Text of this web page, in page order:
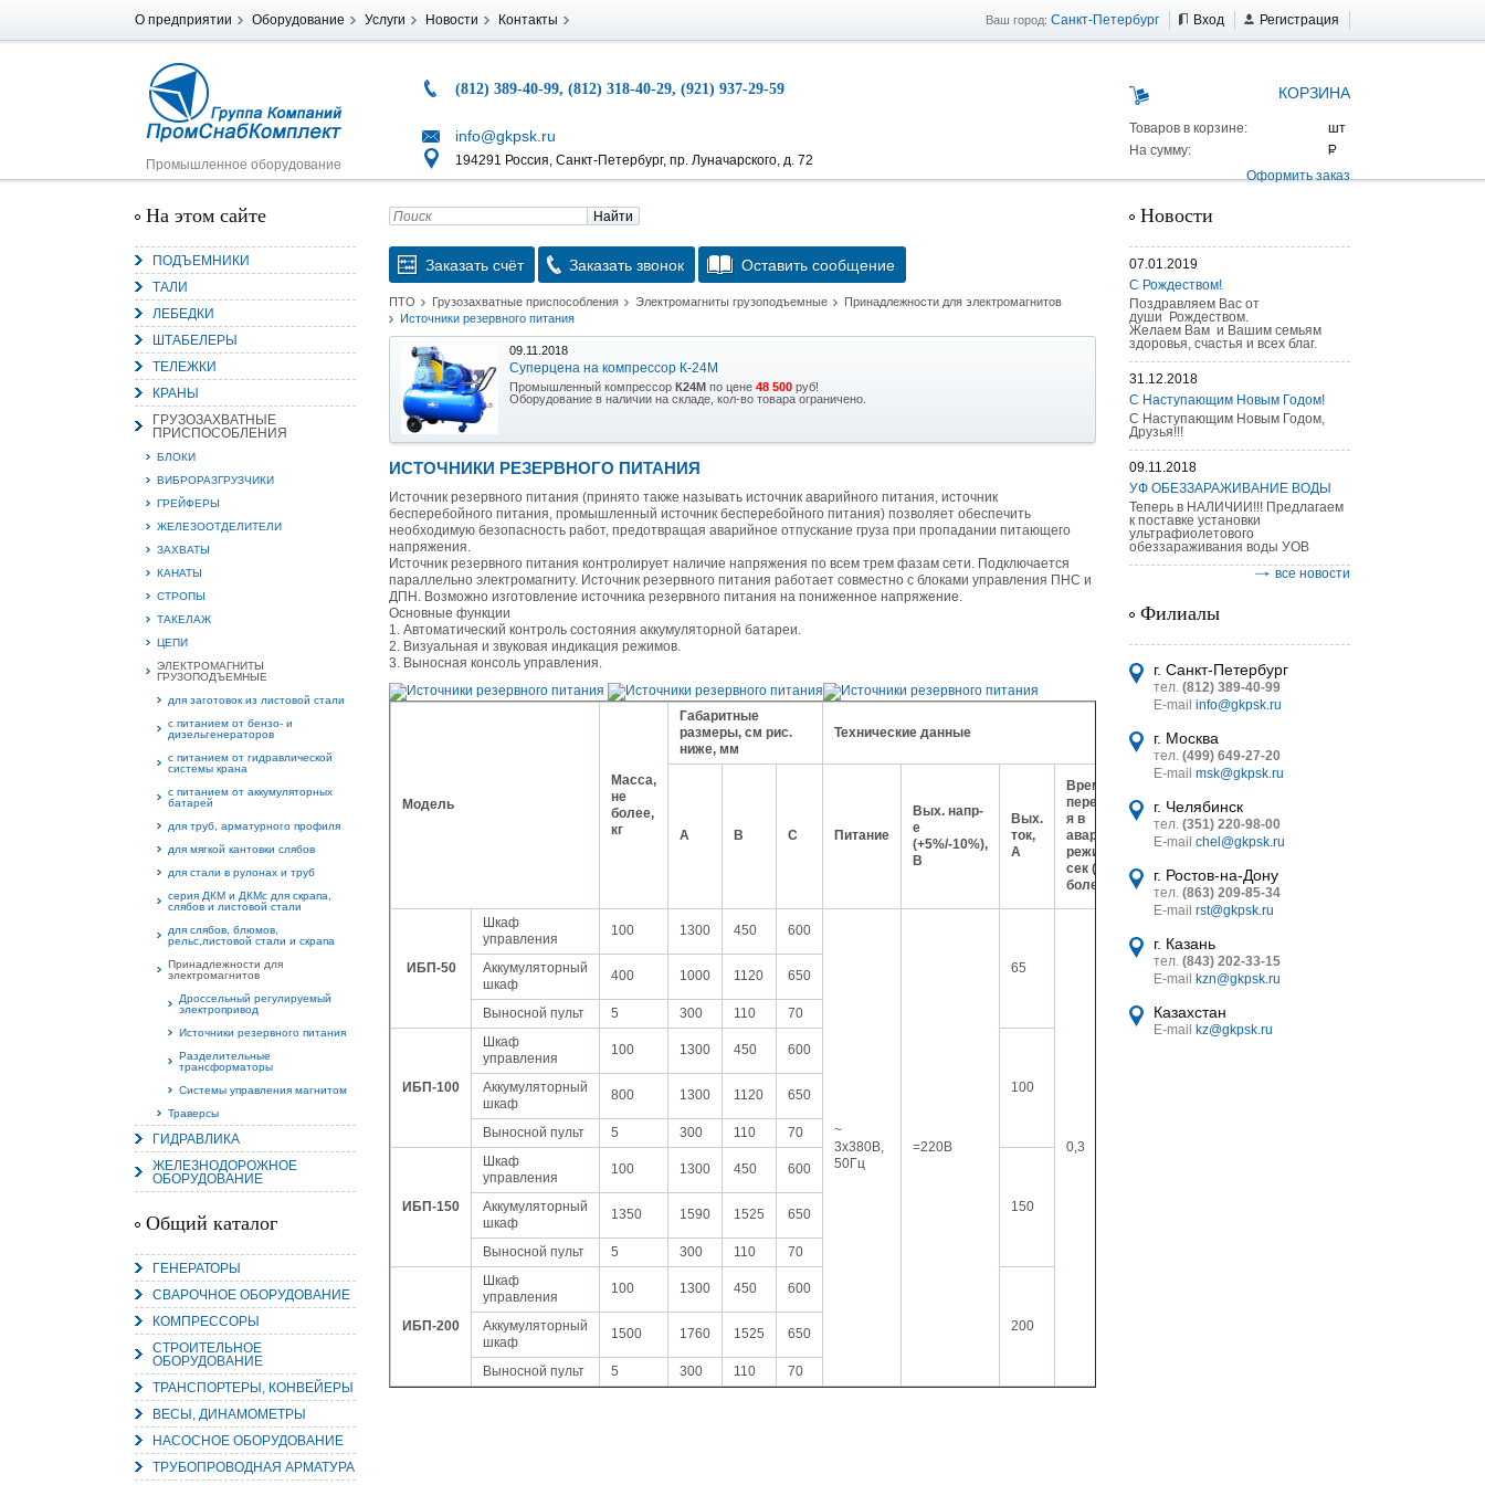
О предприятии Оборудование Услуги Новости Контакты Ваш город: Санкт-Петербург Вход Регистрация
Промышленное оборудование
(812) 389-40-99, (812) 318-40-29, (921) 937-29-59
info@gkpsk.ru
194291 Россия, Санкт-Петербург, пр. Луначарского, д. 72
КОРЗИНА
Товаров в корзине:
На сумму:
Оформить заказ
На этом сайте
ПОДЪЕМНИКИ
ТАЛИ
ЛЕБЕДКИ
ШТАБЕЛЕРЫ
ТЕЛЕЖКИ
КРАНЫ
ГРУЗОЗАХВАТНЫЕ
ПРИСПОСОБЛЕНИЯ
БЛОКИ
ВИБРОРАЗГРУЗЧИКИ
ГРЕЙФЕРЫ
ЖЕЛЕЗООТДЕЛИТЕЛИ
ЗАХВАТЫ
КАНАТЫ
СТРОПЫ
ТАКЕЛАЖ
ЦЕПИ
ЭЛЕКТРОМАГНИТЫ
ГРУЗОПОДЪЕМНЫЕ
для заготовок из листовой стали
с питанием от бензо- и
дизельгенераторов
с питанием от гидравлической
системы крана
с питанием от аккумуляторных
батарей
для труб, арматурного профиля
для мягкой кантовки слябов
для стали в рулонах и труб
серия ДКМ и ДКМс для скрапа,
слябов и листовой стали
для слябов, блюмов,
рельс,листовой стали и скрапа
Принадлежности для
электромагнитов
Дроссельный регулируемый
электропривод
Источники резервного питания
Разделительные
трансформаторы
Системы управления магнитом
Траверсы
ГИДРАВЛИКА
ЖЕЛЕЗНОДОРОЖНОЕ
ОБОРУДОВАНИЕ
Общий каталог
ГЕНЕРАТОРЫ
СВАРОЧНОЕ ОБОРУДОВАНИЕ
КОМПРЕССОРЫ
СТРОИТЕЛЬНОЕ
ОБОРУДОВАНИЕ
ТРАНСПОРТЕРЫ, КОНВЕЙЕРЫ
ВЕСЫ, ДИНАМОМЕТРЫ
НАСОСНОЕ ОБОРУДОВАНИЕ
ТРУБОПРОВОДНАЯ АРМАТУРА
Найти
Заказать счёт Заказать звонок Оставить сообщение
ПТО Грузозахватные приспособления Электромагниты грузоподъемные
Принадлежности для электромагнитов
Источники резервного питания
09.11.2018
Суперцена на компрессор К-24М
Промышленный компрессор К24М по цене 48 500 руб!
Оборудование в наличии на складе, кол-во товара ограничено.
15.10.2018
Уникальная возможность приобрести (в наличии на складе) тележку гидравлическую AS 25 г/п
05.09.2018
Насосы Calpeda в НАЛИЧИИ
https://www.1nasos.ru/vodosnabzhenie-otoplenie/calpeda-mxh-203e
15.01.2018
Ручные насосы НБУ без торговой наценки!
Поступление насосов НБУ 700-02 на склад в Спб. Купите сегодня по цене производителя!
Насос бочковой универсальный НБУ 700-02 предназначен для перекачивания пищевых растительных
правилам и нормам.
Распродажа подъемного оборудования BRANO и насосов ИРТЫШ
Оборудование в наличии на складе!!! Цены фиксированы!
Акция на Пневмонагнетатель ТОПОЛЬ 300 ТРАНСМИКС и Растворосмеситель
Растворосмеситель СКАУТ MINI
Наклонный подъемник Minor Escalera по цене 2014 года
Оборудование в наличии на складе.
Стоимость 260 000 руб!
ИСТОЧНИКИ РЕЗЕРВНОГО ПИТАНИЯ
Источник резервного питания (принято также называть источник аварийного питания, источник
бесперебойного питания, промышленный источник бесперебойного питания) позволяет обеспечить
необходимую безопасность работ, предотвращая аварийное отпускание груза при пропадании питающего
напряжения.
Источник резервного питания контролирует наличие напряжения по всем трем фазам сети. Подключается
параллельно электромагниту. Источник резервного питания работает совместно с блоками управления ПНС и
ДПН. Возможно изготовление источника резервного питания на пониженное напряжение.
Основные функции
1. Автоматический контроль состояния аккумуляторной батареи.
2. Визуальная и звуковая индикация режимов.
3. Выносная консоль управления.
Модель
Масса,
не
более,
кг
Габаритные
размеры, см рис.
ниже, мм
Технические данные
А В С Питание
Вых. напр-
е
(+5%/-10%),
В
Вых.
ток,
А
Время
перекл-
я в
авар.
режим
сек (не
более)
Мин.
работы
батарей
(min)
Т=+20ºС
ИБП-50
Шкаф
управления
100 1300 450 600
~
3х380В,
50Гц
=220В
65
0,3
Аккумуляторный
шкаф
400 1000 1120 650
Выносной пульт 5 300 110 70
ИБП-100
Шкаф
управления
100 1300 450 600
100
Аккумуляторный
шкаф
800 1300 1120 650
Выносной пульт 5 300 110 70
ИБП-150
Шкаф
управления
100 1300 450 600
150
Аккумуляторный
шкаф
1350 1590 1525 650
Выносной пульт 5 300 110 70
ИБП-200
Шкаф
управления
100 1300 450 600
200
Аккумуляторный
шкаф
1500 1760 1525 650
Выносной пульт 5 300 110 70
Новости
07.01.2019
С Рождеством!
Поздравляем Вас от
души Рождеством.
Желаем Вам и Вашим семьям
здоровья, счастья и всех благ.
31.12.2018
С Наступающим Новым Годом!
С Наступающим Новым Годом,
Друзья!!!
09.11.2018
УФ ОБЕЗЗАРАЖИВАНИЕ ВОДЫ
Теперь в НАЛИЧИИ!!! Предлагаем
к поставке установки
ультрафиолетового
обеззараживания воды УОВ
все новости
Филиалы
г. Санкт-Петербург
тел. (812) 389-40-99
E-mail info@gkpsk.ru
г. Москва
тел. (499) 649-27-20
E-mail msk@gkpsk.ru
г. Челябинск
тел. (351) 220-98-00
E-mail chel@gkpsk.ru
г. Ростов-на-Дону
тел. (863) 209-85-34
E-mail rst@gkpsk.ru
г. Казань
тел. (843) 202-33-15
E-mail
kzn@gkpsk.ru
Казахстан
E-mail kz@gkpsk.ru